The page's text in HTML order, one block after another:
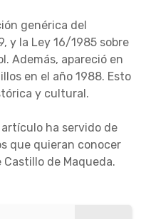
genérica del
y la Ley 16/1985 sobre
Además, apareció en
en el año 1988. Esto
y cultural.
ha servido de
que quieran conocer
de Maqueda.